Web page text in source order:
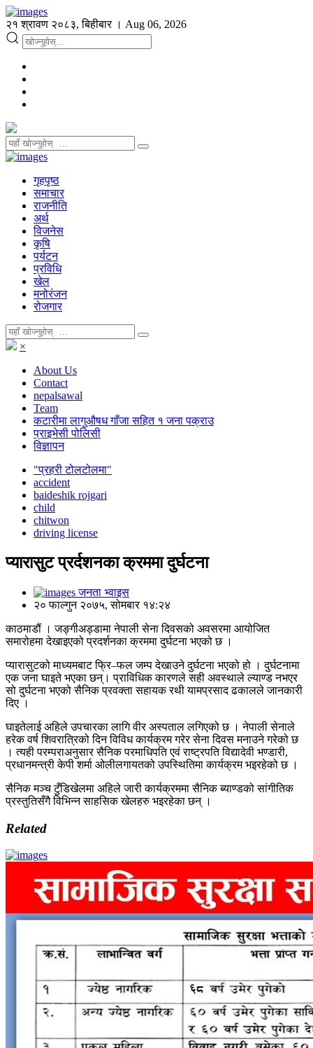
२१ श्रावण २०८३, बिहीबार । Aug 06, 2026
गृहपृष्ठ
समाचार
राजनीति
अर्थ
विजनेस
कृषि
पर्यटन
प्रविधि
खेल
मनोरंजन
रोजगार
×
About Us
Contact
nepalsawal
Team
कटारीमा लागुऔषध गाँजा सहित १ जना पक्राउ
प्राइभेसी पोलिसी
विज्ञापन
"प्रहरी टोलटोलमा"
accident
baideshik rojgari
child
chitwon
driving license
प्यारासुट प्रर्दशनका क्रममा दुर्घटना
जनता भ्वाइस
२० फाल्गुन २०७५, सोमबार १४:२४
काठमाडौं । जङ्गीअड्डामा नेपाली सेना दिवसको अवसरमा आयोजित
समारोहमा देखाइएको प्रदर्शनका क्रममा दुर्घटना भएको छ ।
प्यारासुटको माध्यमबाट फ्रि–फल जम्प देखाउने दुर्घटना भएको हो । दुर्घटनामा
एक जना घाइते भएका छन्। प्राविधिक कारणले सही अवस्थाले ल्याण्ड नभएर
सो दुर्घटना भएको सैनिक प्रवक्ता सहायक रथी यामप्रसाद ढकालले जानकारी
दिए ।
घाइतेलाई अहिले उपचारका लागि वीर अस्पताल लगिएको छ । नेपाली सेनाले
हरेक वर्ष शिवरात्रिको दिन विविध कार्यक्रम गरेर सेना दिवस मनाउने गरेको छ
। त्यही परम्पराअनुसार सैनिक परमाधिपति एवं राष्ट्रपति विद्यादेवी भण्डारी,
प्रधानमन्त्री केपी शर्मा ओलीलगायतको उपस्थितिमा कार्यक्रम भइरहेको छ ।
सैनिक मञ्च टुँडिखेलमा अहिले जारी कार्यक्रममा सैनिक ब्याण्डको सांगीतिक
प्रस्तुतिसँगै विभिन्न साहसिक खेलहरु भइरहेका छन् ।
Related